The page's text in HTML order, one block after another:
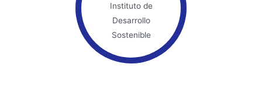
Instituto de
Desarrollo
Sostenible